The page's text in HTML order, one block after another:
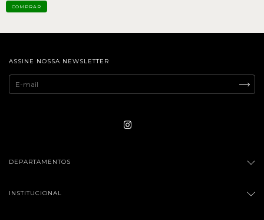
COMPRAR
ASSINE NOSSA NEWSLETTER
DEPARTAMENTOS
INSTITUCIONAL